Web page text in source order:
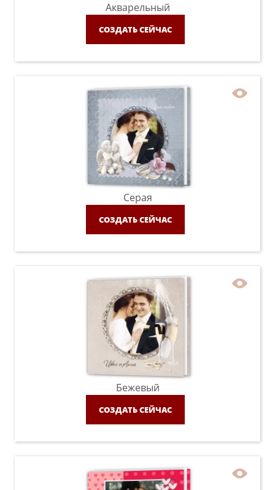
Акварельный
СОЗДАТЬ СЕЙЧАС
Серая
СОЗДАТЬ СЕЙЧАС
Бежевый
СОЗДАТЬ СЕЙЧАС